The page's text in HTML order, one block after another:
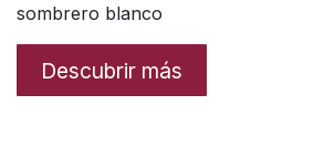
sombrero blanco
Descubrir más